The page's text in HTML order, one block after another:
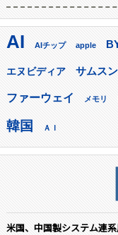
AI AIチップ apple
エヌビディア サムスン
ファーウェイ メモリ
韓国 ＡＩ
米国、中国製システム連